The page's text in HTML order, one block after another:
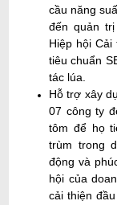
cầu năng
đến quản
Hiệp hội Cải
tiêu chuẩn
tác lúa.
Hỗ trợ xây
07 công ty
tôm để họ
trùm trong
động và
hội của
cải thiện